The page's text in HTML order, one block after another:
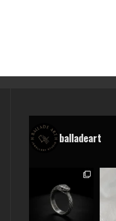
balladeart